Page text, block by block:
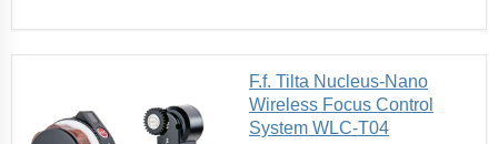
F.f. Tilta Nucleus-Nano
Wireless Focus Control
System WLC-T04